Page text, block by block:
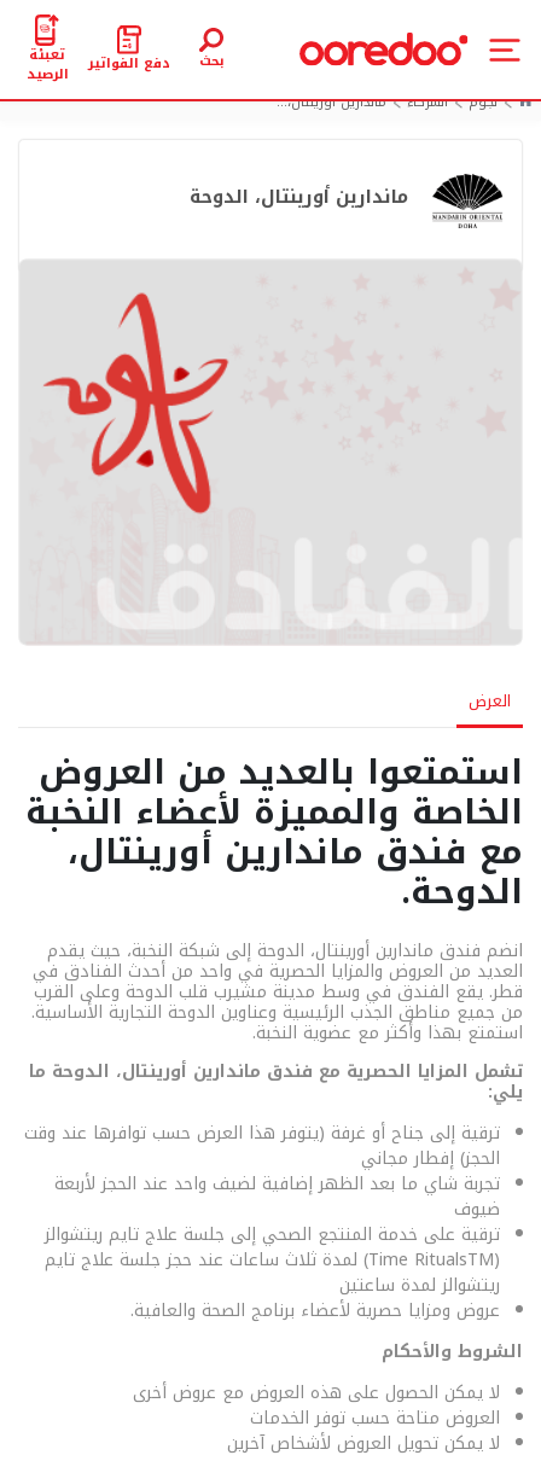
بحث دفع الفواتير تعبئة
الرصيد
نجوم
الشركاء ماندارين أورينتال،...
ماندارين أورينتال، الدوحة
العرض
استمتعوا بالعديد من العروض
الخاصة والمميزة لأعضاء النخبة
مع فندق ماندارين أورينتال،
الدوحة.
انضم فندق ماندارين أورينتال، الدوحة إلى شبكة النخبة، حيث يقدم
العديد من العروض والمزايا الحصرية في واحد من أحدث الفنادق في
قطر. يقع الفندق في وسط مدينة مشيرب قلب الدوحة وعلى القرب
من جميع مناطق الجذب الرئيسية وعناوين الدوحة التجارية الأساسية.
استمتع بهذا وأكثر مع عضوية النخبة.
تشمل المزايا الحصرية مع فندق ماندارين أورينتال، الدوحة ما
يلي:
ترقية إلى جناح أو غرفة (يتوفر هذا العرض حسب توافرها عند وقت
الحجز) إفطار مجاني
تجربة شاي ما بعد الظهر إضافية لضيف واحد عند الحجز لأربعة
ضيوف
ترقية على خدمة المنتجع الصحي إلى جلسة علاج تايم ريتشوالز
(Time RitualsTM) لمدة ثلاث ساعات عند حجز جلسة علاج تايم
ريتشوالز لمدة ساعتين
عروض ومزايا حصرية لأعضاء برنامج الصحة والعافية.
الشروط والأحكام
لا يمكن الحصول على هذه العروض مع عروض أخرى
العروض متاحة حسب توفر الخدمات
لا يمكن تحويل العروض لأشخاص آخرين